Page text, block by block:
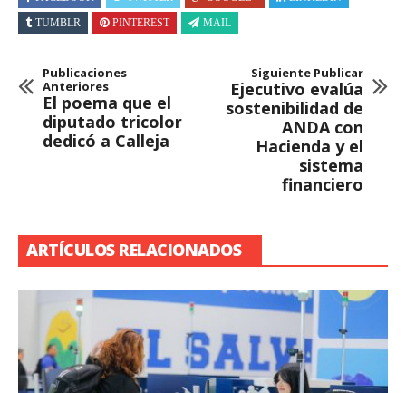
TUMBLR
PINTEREST MAIL
Publicaciones
Anteriores
El poema que el
diputado tricolor
dedicó a Calleja
Siguiente Publicar
Ejecutivo evalúa
sostenibilidad de
ANDA con
Hacienda y el
sistema
financiero
ARTÍCULOS RELACIONADOS